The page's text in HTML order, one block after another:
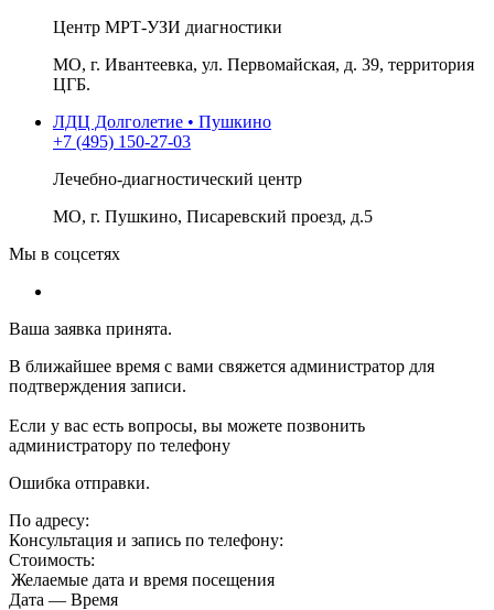
Центр МРТ-УЗИ диагностики
МО, г. Ивантеевка, ул. Первомайская, д. 39, территория
ЦГБ.
ЛДЦ Долголетие • Пушкино
+7 (495) 150-27-03
Лечебно-диагностический центр
МО, г. Пушкино, Писаревский проезд, д.5
Мы в соцсетях
Ваша заявка принята.
В ближайшее время с вами свяжется администратор для
подтверждения записи.
Если у вас есть вопросы, вы можете позвонить
администратору по телефону
Ошибка отправки.
По адресу:
Консультация и запись по телефону:
Стоимость:
Желаемые дата и время посещения
Дата — Время